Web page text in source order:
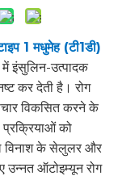
1 मधुमेह (टी1डी)
में इंसुलिन-उत्पादक
कर देती है। रोग
विकसित करने के
को
विनाश के सेलुलर और
ऑटोइम्यून रोग